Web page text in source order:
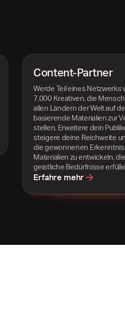
Content-Partner
Werde Teil eines Netzwerks
7.000 Kreativen, die
allen Ländern der Welt auf
basierende Materialien zur
stellen. Erweitere dein
steigere deine Reichweite
die gewonnenen
Materialien zu entwickeln,
geistliche Bedürfnisse
Erfahre mehr